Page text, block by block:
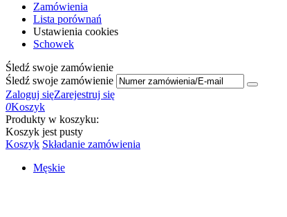
Zamówienia
Lista porównań
Ustawienia cookies
Schowek
Śledź swoje zamówienie
Śledź swoje zamówienie
Zaloguj sięZarejestruj się
0Koszyk
Produkty w koszyku:
Koszyk jest pusty
Koszyk Składanie zamówienia
Męskie